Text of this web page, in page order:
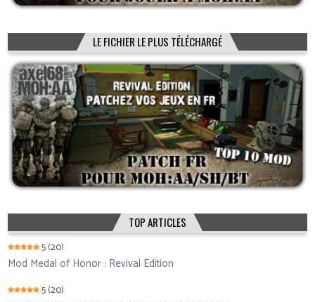
LE FICHIER LE PLUS TÉLÉCHARGÉ
TOP ARTICLES
5(20)
Mod Medal of Honor : Revival Edition
5(20)